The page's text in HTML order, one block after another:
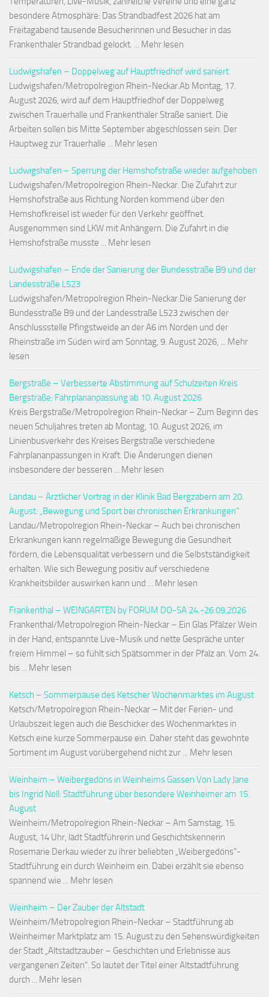
besondere Atmosphäre: Das Strandbadfest 2026 hat am
Freitagabend tausende Besucherinnen und Besucher in das
Frankenthaler Strandbad gelockt. ... Mehr lesen
Ludwigshafen – Doppelweg auf Hauptfriedhof wird saniert
Ludwigshafen/Metropolregion Rhein-Neckar.Ab Montag, 17.
August 2026, wird auf dem Hauptfriedhof der Doppelweg
zwischen Trauerhalle und Frankenthaler Straße saniert. Die
Arbeiten sollen bis Mitte September abgeschlossen sein. Der
Hauptweg zur Trauerhalle ... Mehr lesen
Ludwigshafen – Sperrung der Hemshofstraße wieder aufgehoben
Ludwigshafen/Metropolregion Rhein-Neckar. Die Zufahrt zur
Hemshofstraße aus Richtung Norden kommend über den
Hemshofkreisel ist wieder für den Verkehr geöffnet.
Ausgenommen sind LKW mit Anhängern. Die Zufahrt in die
Hemshofstraße musste ... Mehr lesen
Ludwigshafen – Ende der Sanierung der Bundesstraße B9 und der
Landesstraße L523
Ludwigshafen/Metropolregion Rhein-Neckar.Die Sanierung der
Bundesstraße B9 und der Landesstraße L523 zwischen der
Anschlussstelle Pfingstweide an der A6 im Norden und der
Rheinstraße im Süden wird am Sonntag, 9. August 2026, ... Mehr
lesen
Bergstraße – Verbesserte Abstimmung auf Schulzeiten Kreis
Bergstraße: Fahrplananpassung ab 10. August 2026
Kreis Bergstraße/Metropolregion Rhein-Neckar – Zum Beginn des
neuen Schuljahres treten ab Montag, 10. August 2026, im
Linienbusverkehr des Kreises Bergstraße verschiedene
Fahrplananpassungen in Kraft. Die Änderungen dienen
insbesondere der besseren ... Mehr lesen
Landau – Ärztlicher Vortrag in der Klinik Bad Bergzabern am 20.
August: „Bewegung und Sport bei chronischen Erkrankungen“
Landau/Metropolregion Rhein-Neckar – Auch bei chronischen
Erkrankungen kann regelmäßige Bewegung die Gesundheit
fördern, die Lebensqualität verbessern und die Selbstständigkeit
erhalten. Wie sich Bewegung positiv auf verschiedene
Krankheitsbilder auswirken kann und ... Mehr lesen
Frankenthal – WEINGARTEN by FORUM DO-SA 24.-26.09.2026
Frankenthal/Metropolregion Rhein-Neckar – Ein Glas Pfälzer Wein
in der Hand, entspannte Live-Musik und nette Gespräche unter
freiem Himmel – so fühlt sich Spätsommer in der Pfalz an. Vom 24.
bis ... Mehr lesen
Ketsch – Sommerpause des Ketscher Wochenmarktes im August
Ketsch/Metropolregion Rhein-Neckar – Mit der Ferien- und
Urlaubszeit legen auch die Beschicker des Wochenmarktes in
Ketsch eine kurze Sommerpause ein. Daher steht das gewohnte
Sortiment im August vorübergehend nicht zur ... Mehr lesen
Weinheim – Weibergedöns in Weinheims Gassen Von Lady Jane
bis Ingrid Noll: Stadtführung über besondere Weinheimer am 15.
August
Weinheim/Metropolregion Rhein-Neckar – Am Samstag, 15.
August, 14 Uhr, lädt Stadtführerin und Geschichtskennerin
Rosemarie Derkau wieder zu ihrer beliebten „Weibergedöns“-
Stadtführung ein durch Weinheim ein. Dabei erzählt sie ebenso
spannend wie ... Mehr lesen
Weinheim – Der Zauber der Altstadt
Weinheim/Metropolregion Rhein-Neckar – Stadtführung ab
Weinheimer Marktplatz am 15. August zu den Sehenswürdigkeiten
der Stadt „Altstadtzauber – Geschichten und Erlebnisse aus
vergangenen Zeiten“. So lautet der Titel einer Altstadtführung
durch ... Mehr lesen